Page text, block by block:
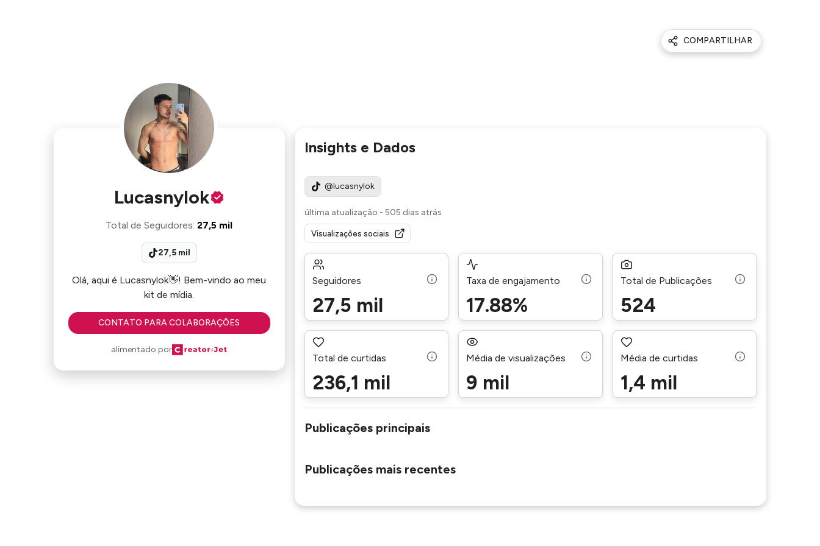
COMPARTILHAR
Lucasnylok
Total de Seguidores: 27,5 mil
27,5 mil
Olá, aqui é Lucasnylok👋! Bem-vindo ao meu
kit de mídia.
CONTATO PARA COLABORAÇÕES
alimentado por
Insights e Dados
@lucasnylok
última atualização - 505 dias atrás
Visualizações sociais
Seguidores
27,5 mil
Taxa de engajamento
17.88%
Total de Publicações
524
Total de curtidas
236,1 mil
Média de visualizações
9 mil
Média de curtidas
1,4 mil
Publicações principais
Publicações mais recentes